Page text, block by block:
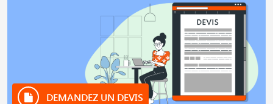
DEMANDEZ UN DEVIS